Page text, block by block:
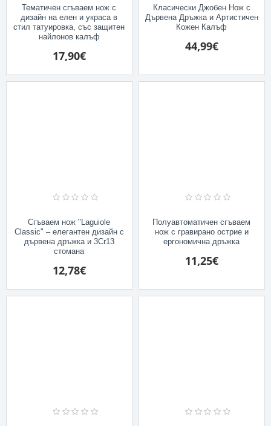
Тематичен сгъваем нож с
дизайн на елен и украса в
стил татуировка, със защитен
найлонов калъф
17,90€
Класически Джобен Нож с
Дървена Дръжка и Артистичен
Кожен Калъф
44,99€
Сгъваем нож "Laguiole
Classic" – елегантен дизайн с
дървена дръжка и 3Cr13
стомана
12,78€
Полуавтоматичен сгъваем
нож с гравирано острие и
ергономична дръжка
11,25€